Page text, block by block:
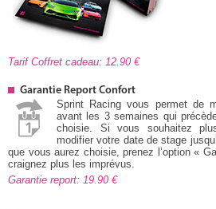
Tarif Coffret cadeau: 12.90
Garantie Report Confort
Sprint Racing vous permet de
avant les 3 semaines qui
choisie. Si vous souhaitez
modifier votre date de stage
que vous aurez choisie, prenez l’option «
craignez plus les imprévus.
Garantie report: 19.90